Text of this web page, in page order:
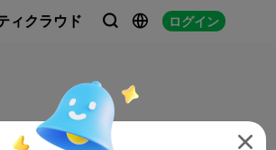
ィクラウド   ログイン
